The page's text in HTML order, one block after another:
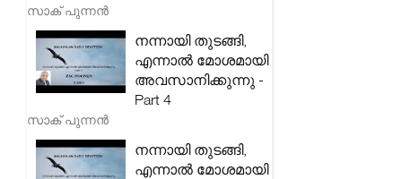
സാക് പുന്നൻ
നന്നായി തുടങ്ങി,
എന്നാൽ മോശമായി
അവസാനിക്കുന്നു -
Part 4
സാക് പുന്നൻ
നന്നായി തുടങ്ങി,
എന്നാൽ മോശമായി